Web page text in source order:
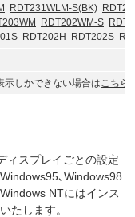
RDT231WLM-S(BK)
RDT202WM-S
RDT202H RDT202S
示しかできない場合はこちら
ィスプレイごとの設定
､Windows98
NTにはインス
たします。